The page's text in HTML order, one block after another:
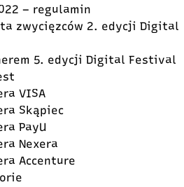
– regulamin
zwycięzców 2. edycji Digital
5. edycji Digital Festival
VISA
Skąpiec
PayU
Nexera
Accenture